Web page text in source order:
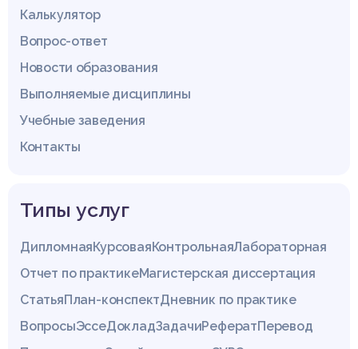
Калькулятор
Вопрос-ответ
Новости образования
Выполняемые дисциплины
Учебные заведения
Контакты
Типы услуг
ДипломнаяКурсоваяКонтрольнаяЛабораторная
Отчет по практикеМагистерская диссертация
СтатьяПлан-конспектДневник по практике
ВопросыЭссеДокладЗадачиРефератПеревод